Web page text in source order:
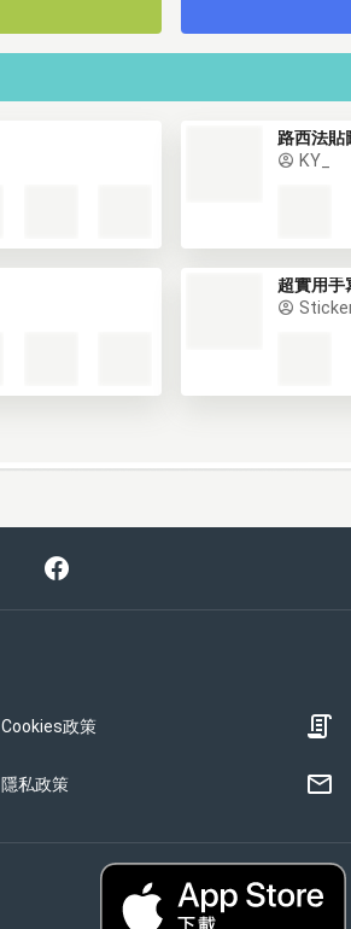
路西法貼
KY_
超實用手
Cookies政策
隱私政策